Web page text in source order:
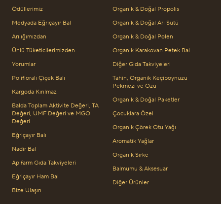
Ödüllerimiz
Medyada Eğriçayır Bal
Arılığımızdan
Ünlü Tüketicilerimizden
Yorumlar
Polifloralı Çiçek Balı
Kargoda Kırılmaz
Balda Toplam Aktivite Değeri, TA
Değeri, UMF Değeri ve MGO
Değeri
Eğriçayır Balı
Nadir Bal
Apifarm Gıda Takviyeleri
Eğriçayır Ham Bal
Bize Ulaşın
Organik & Doğal Propolis
Organik & Doğal Arı Sütü
Organik & Doğal Polen
Organik Karakovan Petek Bal
Diğer Gıda Takviyeleri
Tahin, Organik Keçiboynuzu
Pekmezi ve Özü
Organik & Doğal Paketler
Çocuklara Özel
Organik Çörek Otu Yağı
Aromatik Yağlar
Organik Sirke
Balmumu & Aksesuar
Diğer Ürünler